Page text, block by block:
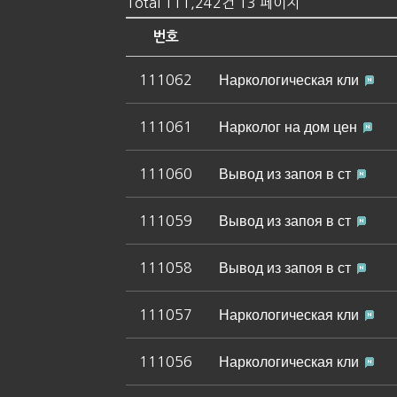
번호
111062 Наркологическая кли
111061 Нарколог на дом цен
111060 Вывод из запоя в ст
111059 Вывод из запоя в ст
111058 Вывод из запоя в ст
111057 Наркологическая кли
111056 Наркологическая кли